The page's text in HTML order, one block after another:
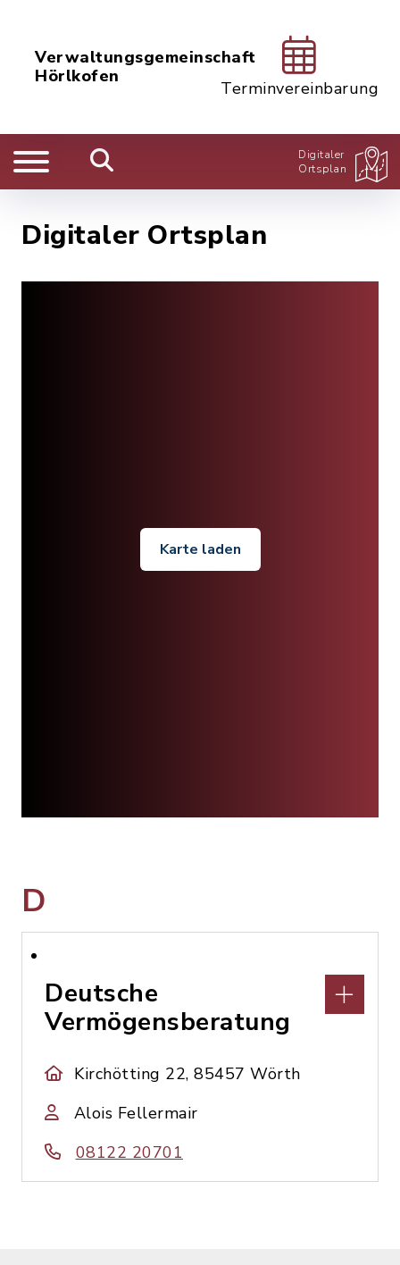
Verwaltungsgemeinschaft
Hörlkofen
Terminvereinbarung
Digitaler
Ortsplan
Digitaler Ortsplan
Karte laden
D
Deutsche
Vermögensberatung
Kirchötting 22, 85457 Wörth
Alois Fellermair
08122 20701